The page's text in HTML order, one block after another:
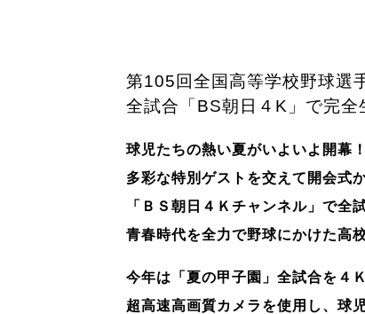
第105回全国高等学校野球選
全試合「BS朝日４K」で完全
球児たちの熱い夏がいよいよ開幕！
多彩な特別ゲストを交えて開会式
「ＢＳ朝日４Ｋチャンネル」で全
青春時代を全力で野球にかけた高
今年は「夏の甲子園」全試合を４
超高速高画質カメラを使用し、球